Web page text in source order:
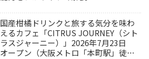
国産柑橘ドリンクと旅する気分を味わ
えるカフェ「CITRUS JOURNEY（シト
ラスジャーニー）」2026年7月23日
オープン（大阪メトロ「本町駅」徒歩